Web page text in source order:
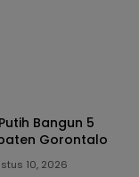
Bangun 5
Gorontalo
10, 2026